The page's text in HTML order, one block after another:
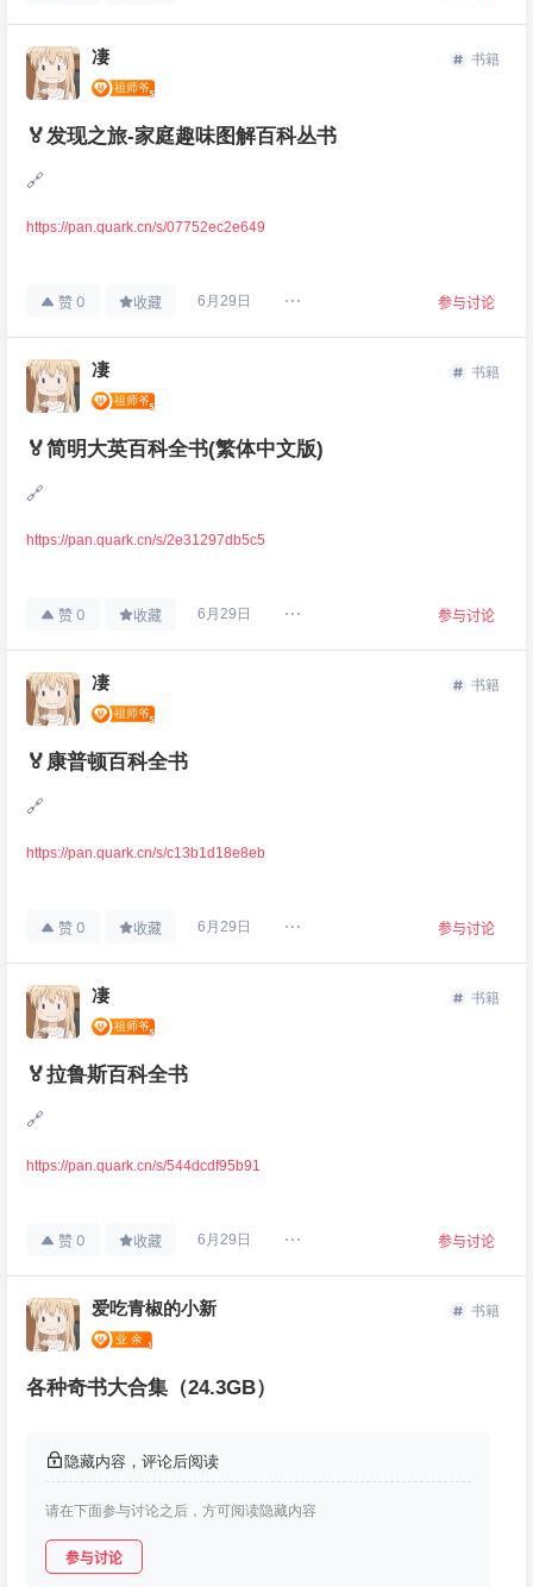
凄 书籍
🏅发现之旅-家庭趣味图解百科丛书
🔗
https://pan.quark.cn/s/07752ec2e649
赞 0 收藏 6月29日 参与讨论
凄 书籍
🏅简明大英百科全书(繁体中文版)
🔗
https://pan.quark.cn/s/2e31297db5c5
赞 0 收藏 6月29日 参与讨论
凄 书籍
🏅康普顿百科全书
🔗
https://pan.quark.cn/s/c13b1d18e8eb
赞 0 收藏 6月29日 参与讨论
凄 书籍
🏅拉鲁斯百科全书
🔗
https://pan.quark.cn/s/544dcdf95b91
赞 0 收藏 6月29日 参与讨论
爱吃青椒的小新 书籍
各种奇书大合集（24.3GB）
隐藏内容，评论后阅读
请在下面参与讨论之后，方可阅读隐藏内容
参与讨论